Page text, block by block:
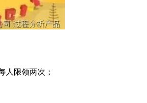
人限领两次；